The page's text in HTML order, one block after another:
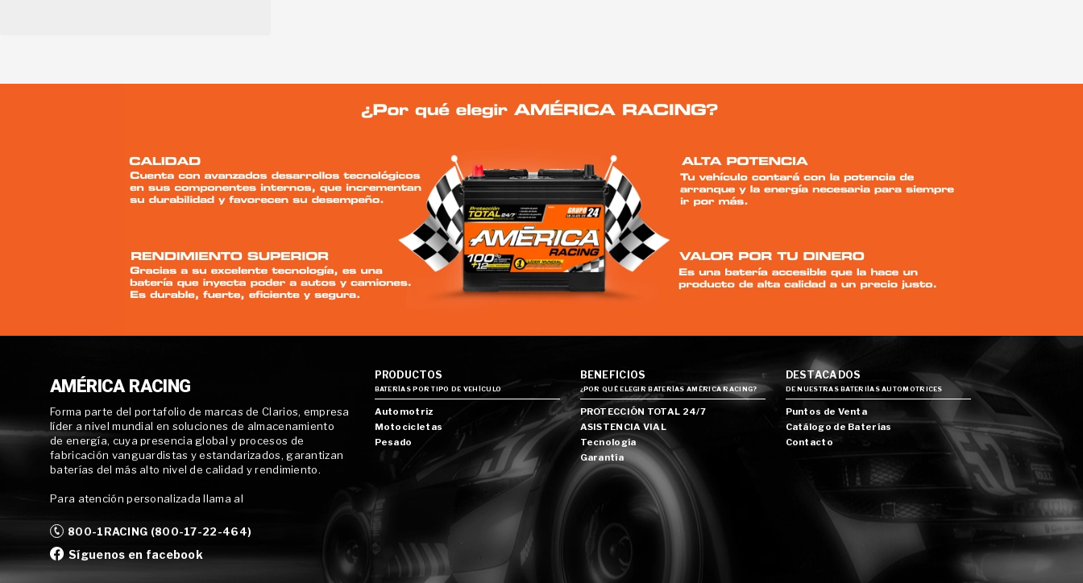
AMÉRICA RACING
Forma parte del portafolio de marcas de Clarios, empresa
líder a nivel mundial en soluciones de almacenamiento
de energía, cuya presencia global y procesos de
fabricación vanguardistas y estandarizados, garantizan
baterías del más alto nivel de calidad y rendimiento.
Para atención personalizada llama al
800-1RACING (800-17-22-464)
Síguenos en facebook
PRODUCTOS
BATERÍAS POR TIPO DE VEHÍCULO
Automotriz
Motocicletas
Pesado
BENEFICIOS
¿POR QUÉ ELEGIR BATERÍAS AMÉRICA RACING?
PROTECCIÓN TOTAL 24/7
ASISTENCIA VIAL
Tecnología
Garantía
DESTACADOS
DE NUESTRAS BATERIÍAS AUTOMOTRICES
Puntos de Venta
Catálogo de Baterías
Contacto